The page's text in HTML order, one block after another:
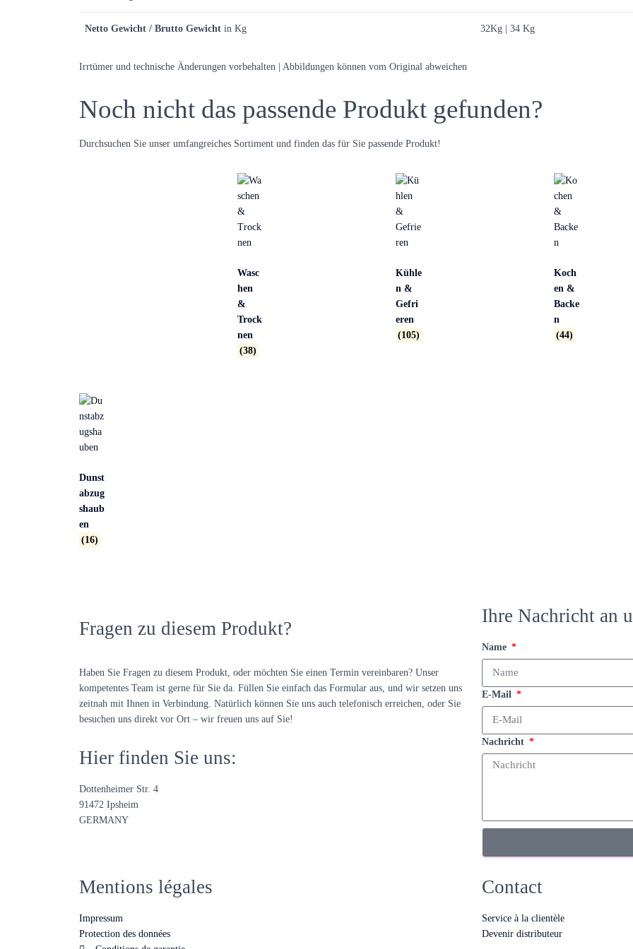
Netto Gewicht / Brutto Gewicht in Kg 32Kg | 34 Kg
Irrtümer und technische Änderungen vorbehalten | Abbildungen können vom Original abweichen
Noch nicht das passende Produkt gefunden?
Durchsuchen Sie unser umfangreiches Sortiment und finden das für Sie passende Produkt!
Wasc
hen
&
Trock
nen
(38)
Kühle
n &
Gefri
eren
(105)
Koch
en &
Backe
n
(44)
Dunst
abzug
shaub
en
(16)
Fragen zu diesem Produkt?
Haben Sie Fragen zu diesem Produkt, oder möchten Sie einen Termin vereinbaren? Unser
kompetentes Team ist gerne für Sie da. Füllen Sie einfach das Formular aus, und wir setzen uns
zeitnah mit Ihnen in Verbindung. Natürlich können Sie uns auch telefonisch erreichen, oder Sie
besuchen uns direkt vor Ort – wir freuen uns auf Sie!
Hier finden Sie uns:
Dottenheimer Str. 4
91472 Ipsheim
GERMANY
Ihre Nachricht an
Name
E-Mail
Nachricht
Mentions légales
Impressum
Protection des données
Contact
Service à la clientèle
Devenir distributeur